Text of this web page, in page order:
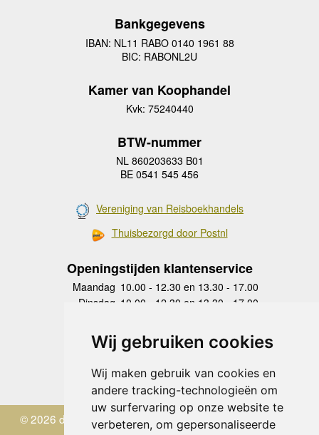
Wij gebruiken cookies
Wij maken gebruik van cookies en
andere tracking-technologieën om
uw surfervaring op onze website te
verbeteren, om gepersonaliseerde
Bankgegevens
IBAN: NL11 RABO 0140 1961 88
BIC: RABONL2U
Kamer van Koophandel
Kvk: 75240440
BTW-nummer
NL 860203633 B01
BE 0541 545 456
Vereniging van Reisboekhandels
Thuisbezorgd door Postnl
Openingstijden klantenservice
Maandag 10.00 - 12.30 en 13.30 - 17.00
Dinsdag 10.00 - 12.30 en 13.30 - 17.00
Donderdag
10.00 - 12.30 en 13.30 - 17.00
Vrijdag 10.00 - 12.30 en 13.30 - 17.00
Zaterdag
gesloten
Zondag gesloten
© 2026 de Zwerver